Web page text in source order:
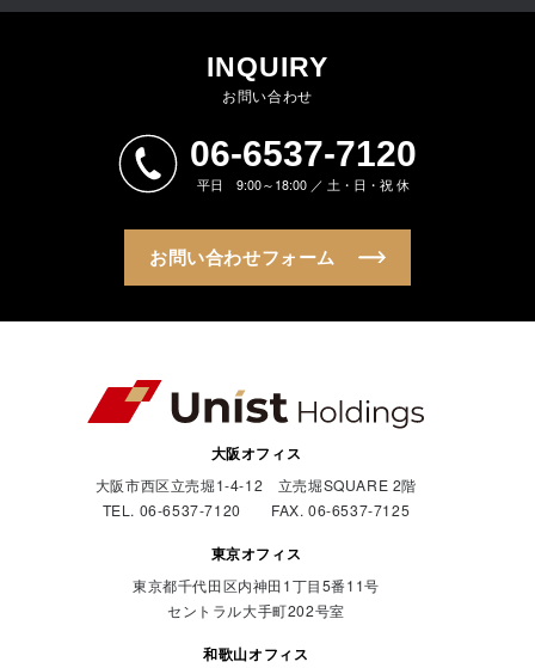
INQUIRY
お問い合わせ
06-6537-7120
平日 9:00～18:00 ／ 土・日・祝 休
お問い合わせフォーム
大阪オフィス
大阪市西区立売堀1-4-12 立売堀SQUARE 2階
TEL. 06-6537-7120 FAX. 06-6537-7125
東京オフィス
東京都千代田区内神田1丁目5番11号
セントラル大手町202号室
和歌山オフィス